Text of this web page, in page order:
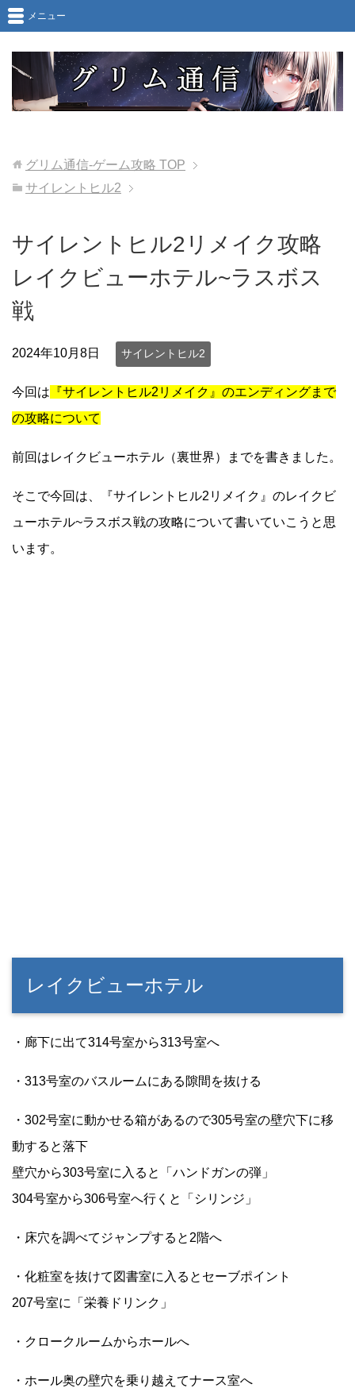
メニュー
グリム通信-ゲーム攻略 TOP
サイレントヒル2
サイレントヒル2リメイク攻略
レイクビューホテル~ラスボス
戦
2024年10月8日 サイレントヒル2
今回は 『サイレントヒル2リメイク』のエンディングまで
の攻略について
前回はレイクビューホテル（裏世界）までを書きました。
そこで今回は、『サイレントヒル2リメイク』のレイクビ
ューホテル~ラスボス戦の攻略について書いていこうと思
います。
レイクビューホテル
・廊下に出て314号室から313号室へ
・313号室のバスルームにある隙間を抜ける
・302号室に動かせる箱があるので305号室の壁穴下に移
動すると落下
壁穴から303号室に入ると「ハンドガンの弾」
304号室から306号室へ行くと「シリンジ」
・床穴を調べてジャンプすると2階へ
・化粧室を抜けて図書室に入るとセーブポイント
207号室に「栄養ドリンク」
・クロークルームからホールへ
・ホール奥の壁穴を乗り越えてナース室へ